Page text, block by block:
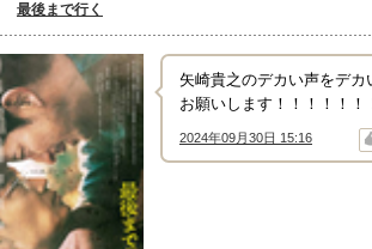
最後まで行く
矢崎貴之のデカい声をデ
お願いします！！！！！！
2024年09月30日 15:16
↑